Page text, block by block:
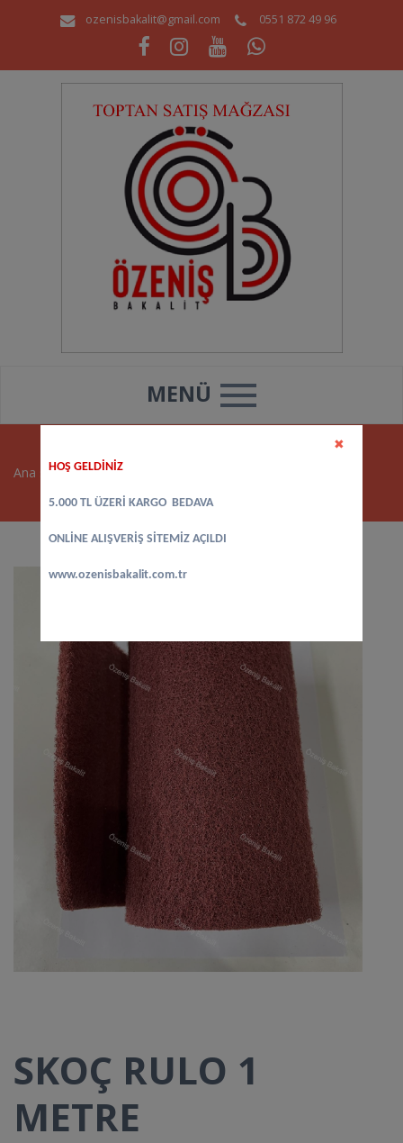
ozenisbakalit@gmail.com 0551 872 49 96
MENÜ
Ana sayfa >Polisaj Malzemeleri
SKOÇ RULO 1
METRE
HOŞ GELDİNİZ
5.000 TL ÜZERİ KARGO BEDAVA
ONLİNE ALIŞVERİŞ SİTEMİZ AÇILDI
www.ozenisbakalit.com.tr
✖